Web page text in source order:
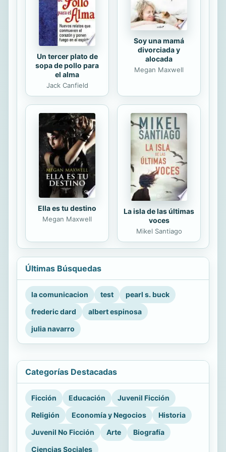
Un tercer plato de
sopa de pollo para
el alma
Jack Canfield
Soy una mamá
divorciada y
alocada
Megan Maxwell
Ella es tu destino
Megan Maxwell
La isla de las últimas
voces
Mikel Santiago
Últimas Búsquedas
la comunicacion test
pearl s. buck
frederic dard
albert espinosa
julia navarro
Categorías Destacadas
Ficción Educación
Juvenil Ficción
Religión
Economía y Negocios
Historia
Juvenil No Ficción
Arte
Biografía
Ciencias Sociales